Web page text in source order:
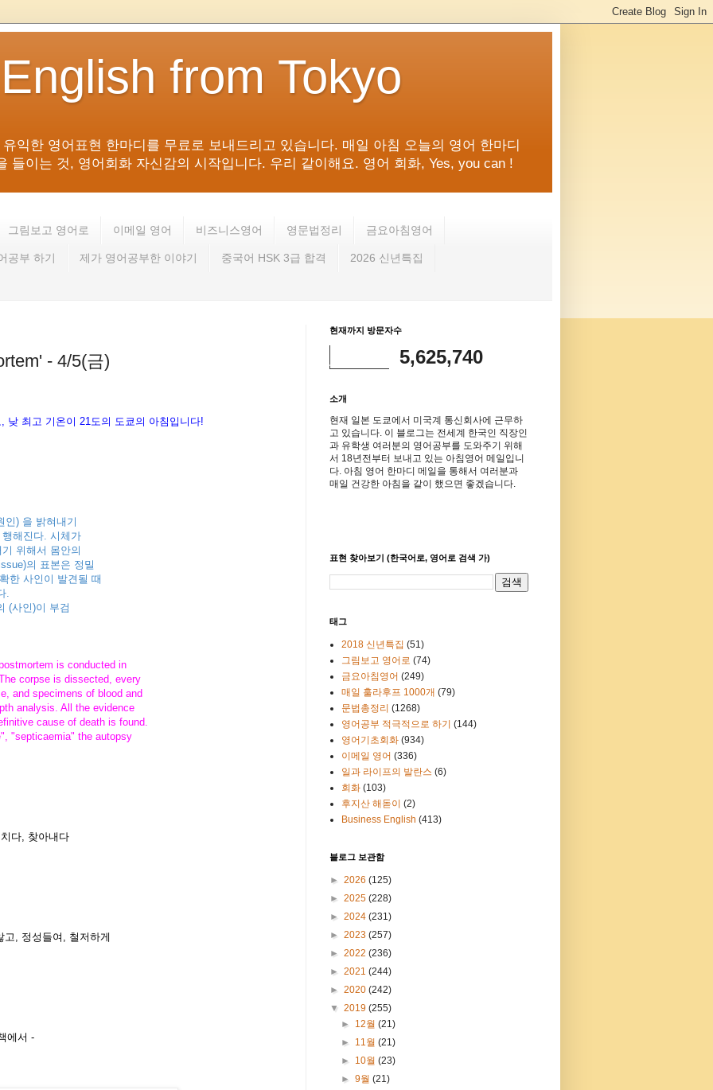
from Tokyo
익한 영어표현 한마디를 무료로 보내드리고 있습니다. 매일 아침 오늘의 영어 한마디
들이는 것, 영어회화 자신감의 시작입니다. 우리 같이해요. 영어 회화, Yes, you can !
그림보고 영어로 이메일 영어 비즈니스영어 영문법정리 금요아침영어
공부 하기 제가 영어공부한 이야기 중국어 HSK 3급 합격 2026 신년특집
- 4/5(금)
낮 최고 기온이 21도의 도쿄의 아침 입니다!
인) 을 밝혀내기
해진다. 시체가
위해서 몸안의
의 표본은 정밀
한 사인이 발견될 때
.
(사인)이 부검
is conducted in
corpse is dissected, every
and specimens of blood and
analysis. All the evidence
cause of death is found.
"septicaemia" the autopsy
다, 찾아내다
, 정성들여, 철저하게
에서 -
현재까지 방문자수
5,625,740
소개
현재 일본 도쿄에서 미국계 통신회사에 근무하
고 있습니다. 이 블로그는 전세계 한국인 직장인
과 유학생 여러분의 영어공부를 도와주기 위해
서 18년전부터 보내고 있는 아침영어 메일입니
다. 아침 영어 한마디 메일을 통해서 여러분과
매일 건강한 아침을 같이 했으면 좋겠습니다.
표현 찾아보기 (한국어로, 영어로 검색 가)
태그
2018 신년특집 (51)
그림보고 영어로 (74)
금요아침영어 (249)
매일 훌라후프 1000개 (79)
문법총정리 (1268)
영어공부 적극적으로 하기 (144)
영어기초회화 (934)
이메일 영어 (336)
일과 라이프의 발란스 (6)
회화 (103)
후지산 해돋이 (2)
Business English (413)
블로그 보관함
► 2026 (125)
► 2025 (228)
► 2024 (231)
► 2023 (257)
► 2022 (236)
► 2021 (244)
► 2020 (242)
▼ 2019 (255)
► 12월(21)
► 11월(21)
► 10월(23)
►9월(21)